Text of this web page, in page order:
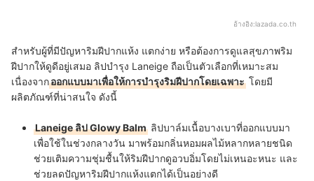
อ้างอิง:lazada.co.th
สำหรับผู้ที่มีปัญหาริมฝีปากแห้ง แตกง่าย หรือต้องการดูแลสุขภาพริม
ฝีปากให้ดูดีอยู่เสมอ ลิปบำรุง Laneige ถือเป็นตัวเลือกที่เหมาะสม
เนื่องจากออกแบบมาเพื่อให้การบำรุงริมฝีปากโดยเฉพาะ โดยมี
ผลิตภัณฑ์ที่น่าสนใจ ดังนี้
Laneige ลิป Glowy Balm ลิปบาล์มเนื้อบางเบาที่ออกแบบมา
เพื่อใช้ในช่วงกลางวัน มาพร้อมกลิ่นหอมผลไม้หลากหลายชนิด
ช่วยเติมความชุ่มชื้นให้ริมฝีปากดูอวบอิ่มโดยไม่เหนอะหนะ และ
ช่วยลดปัญหาริมฝีปากแห้งแตกได้เป็นอย่างดี